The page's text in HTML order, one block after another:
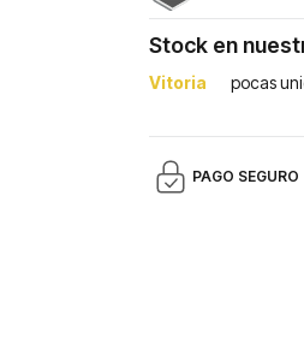
Stock en
Vitoria pocas
PAGO SEGURO